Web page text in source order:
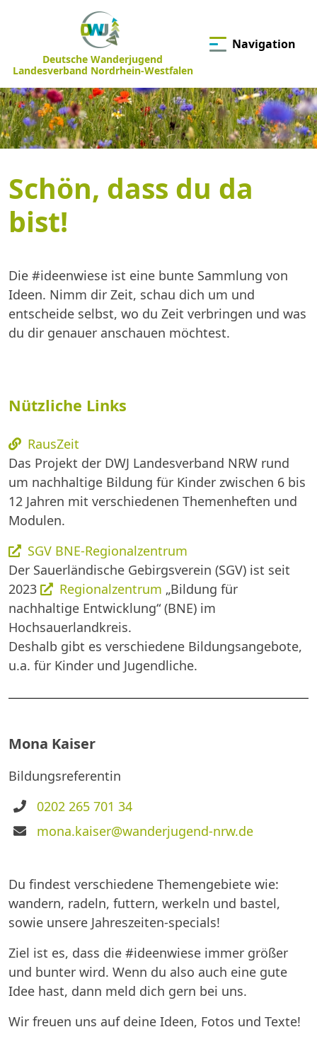
Deutsche Wanderjugend
Landesverband Nordrhein-Westfalen
Navigation
Schön, dass du da
bist!
Die #ideenwiese ist eine bunte Sammlung von
Ideen. Nimm dir Zeit, schau dich um und
entscheide selbst, wo du Zeit verbringen und was
du dir genauer anschauen möchtest.
Nützliche Links
RausZeit
Das Projekt der DWJ Landesverband NRW rund
um nachhaltige Bildung für Kinder zwischen 6 bis
12 Jahren mit verschiedenen Themenheften und
Modulen.
SGV BNE-Regionalzentrum
Der Sauerländische Gebirgsverein (SGV) ist seit
2023
Regionalzentrum „Bildung für
nachhaltige Entwicklung“ (BNE) im
Hochsauerlandkreis.
Deshalb gibt es verschiedene Bildungsangebote,
u.a. für Kinder und Jugendliche.
Mona Kaiser
Bildungsreferentin
Telefon
0202 265 701 34
E-
mona.kaiser@wanderjugend-nrw.de
Du findest verschiedene Themengebiete wie:
wandern, radeln, futtern, werkeln und bastel,
sowie unsere Jahreszeiten-specials!
Ziel ist es, dass die #ideenwiese immer größer
und bunter wird. Wenn du also auch eine gute
Idee hast, dann meld dich gern bei uns.
Wir freuen uns auf deine Ideen, Fotos und Texte!